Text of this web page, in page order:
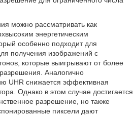
можно рассматривать как
энергетическим
особенно подходит для
получения изображений с
которые выигрывают от более
разрешения. Аналогично
UHR снижается эффективная
Однако в этом случае достигается
разрешение, но также
пиксели дают